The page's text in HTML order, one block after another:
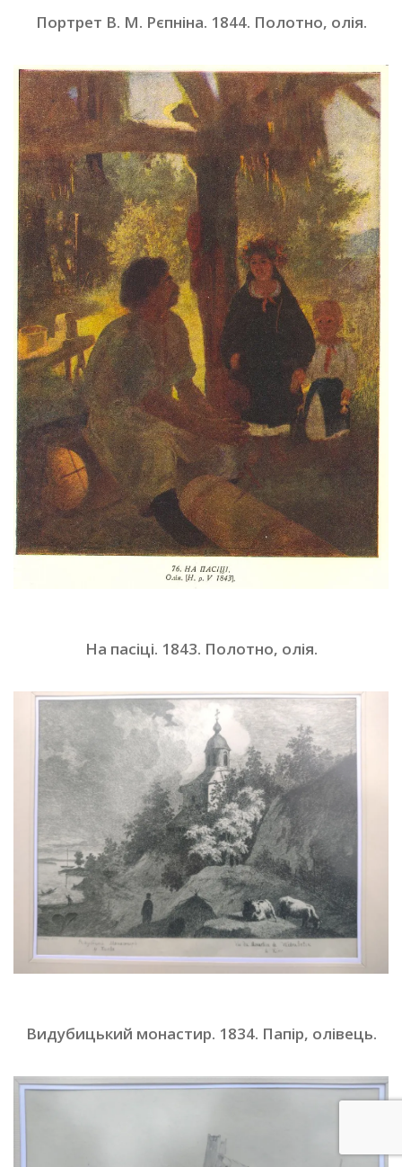
Портрет В. М. Рєпніна. 1844. Полотно, олія.
На пасіці. 1843. Полотно, олія.
Видубицький монастир. 1834. Папір, олівець.